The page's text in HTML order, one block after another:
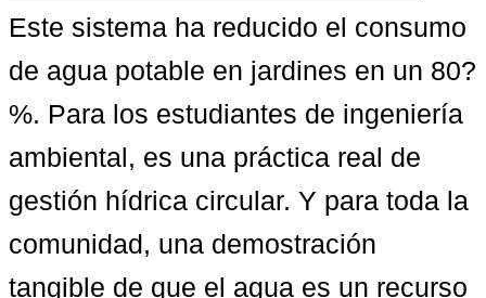
Este sistema ha reducido el consumo
de agua potable en jardines en un 80?
%. Para los estudiantes de ingeniería
ambiental, es una práctica real de
gestión hídrica circular. Y para toda la
comunidad, una demostración
tangible de que el agua es un recurso